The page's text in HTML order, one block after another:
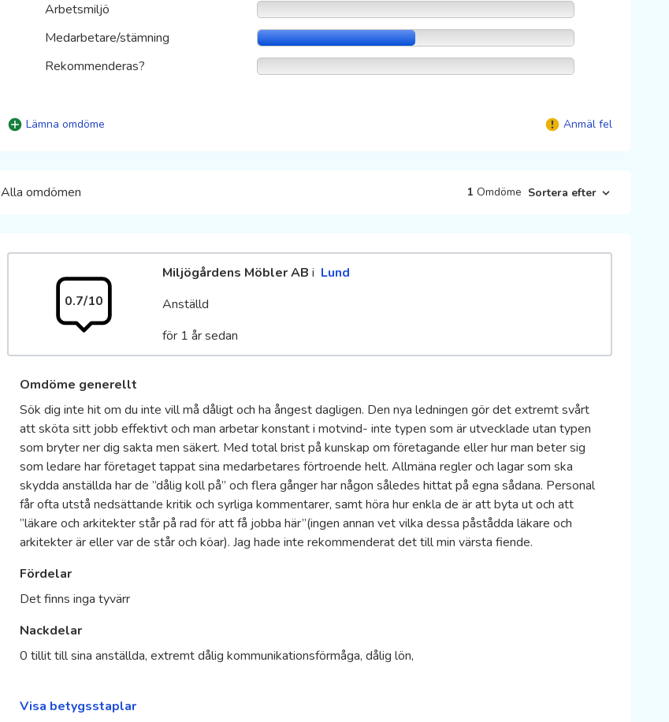
Arbetsmiljö
Medarbetare/stämning
Rekommenderas?
Lämna omdöme Anmäl fel
Alla omdömen 1 Omdöme Sortera efter
0.7/10
Miljögårdens Möbler ABi Lund
Anställd
för 1 år sedan
Omdöme generellt
Sök dig inte hit om du inte vill må dåligt och ha ångest dagligen. Den nya ledningen gör det extremt svårt
att sköta sitt jobb effektivt och man arbetar konstant i motvind- inte typen som är utvecklade utan typen
som bryter ner dig sakta men säkert. Med total brist på kunskap om företagande eller hur man beter sig
som ledare har företaget tappat sina medarbetares förtroende helt. Allmäna regler och lagar som ska
skydda anställda har de ”dålig koll på” och flera gånger har någon således hittat på egna sådana. Personal
får ofta utstå nedsättande kritik och syrliga kommentarer, samt höra hur enkla de är att byta ut och att
”läkare och arkitekter står på rad för att få jobba här”(ingen annan vet vilka dessa påstådda läkare och
arkitekter är eller var de står och köar). Jag hade inte rekommenderat det till min värsta fiende.
Fördelar
Det finns inga tyvärr
Nackdelar
0 tillit till sina anställda, extremt dålig kommunikationsförmåga, dålig lön,
Visa betygsstaplar